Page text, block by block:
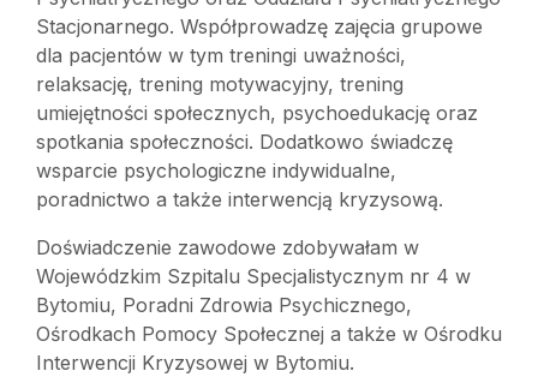
Stacjonarnego. Współprowadzę zajęcia grupowe
dla pacjentów w tym treningi uważności,
relaksację, trening motywacyjny, trening
umiejętności społecznych, psychoedukację oraz
spotkania społeczności. Dodatkowo świadczę
wsparcie psychologiczne indywidualne,
poradnictwo a także interwencją kryzysową.
Doświadczenie zawodowe zdobywałam w
Wojewódzkim Szpitalu Specjalistycznym nr 4 w
Bytomiu, Poradni Zdrowia Psychicznego,
Ośrodkach Pomocy Społecznej a także w Ośrodku
Interwencji Kryzysowej w Bytomiu.